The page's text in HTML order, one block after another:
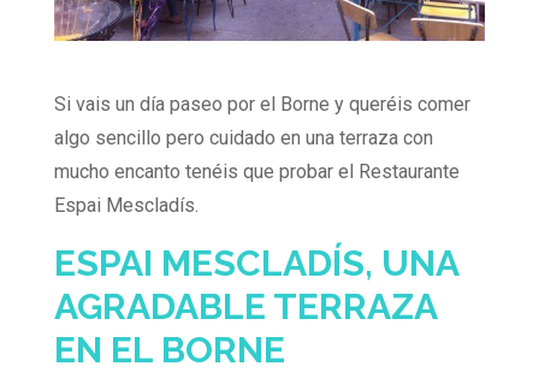
Si vais un día paseo por el Borne y queréis comer
algo sencillo pero cuidado en una terraza con
mucho encanto tenéis que probar el Restaurante
Espai Mescladís.
ESPAI MESCLADÍS, UNA
AGRADABLE TERRAZA
EN EL BORNE